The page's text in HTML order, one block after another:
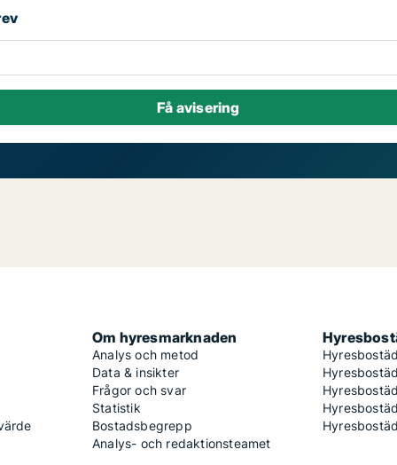
Om hyresmarknaden
Analys och metod
Data & insikter
Frågor och svar
Statistik
Bostadsbegrepp
Analys- och redaktionsteamet